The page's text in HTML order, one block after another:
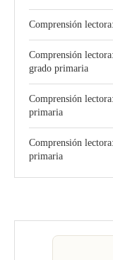
Comprensión
Comprensión
grado primaria
Comprensión
primaria
Comprensión
primaria